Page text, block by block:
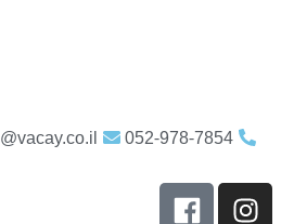
052-978-7854
office@vacay.co.il